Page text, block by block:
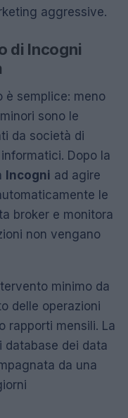
aggressive.
di Incogni
è semplice: meno
sono le
da società di
Dopo la
Incogni ad agire
le
broker e monitora
non vengano
minimo da
delle operazioni
rapporti mensili. La
database dei data
da una